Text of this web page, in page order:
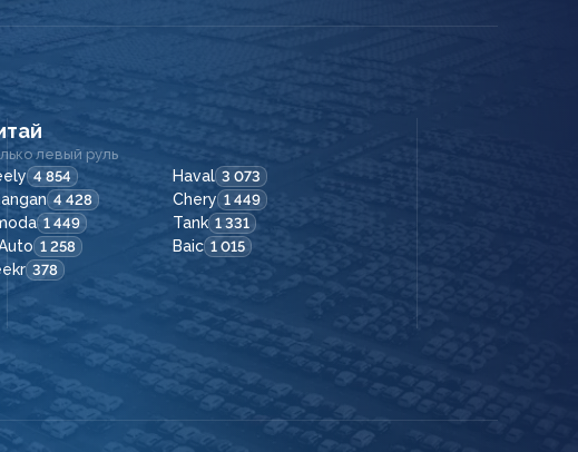
левый руль
4 854 Haval 3 073
4 428 Chery 1 449
1 449 Tank 1 331
1 258 Baic 1 015
378